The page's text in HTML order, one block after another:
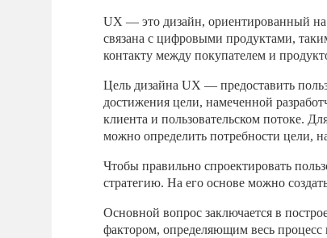
UX — это дизайн, ориентированный
связана с цифровыми продуктами,
контакту между покупателем и
Цель дизайна UX — предоставить
достижения цели, намеченной
клиента и пользовательском потоке.
можно определить потребности цели,
Чтобы правильно спроектировать
стратегию. На его основе можно
Основной вопрос заключается в
фактором, определяющим весь